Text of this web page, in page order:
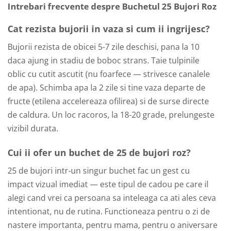
Intrebari frecvente despre Buchetul 25 Bujori Roz
Cat rezista bujorii in vaza si cum ii ingrijesc?
Bujorii rezista de obicei 5-7 zile deschisi, pana la 10
daca ajung in stadiu de boboc strans. Taie tulpinile
oblic cu cutit ascutit (nu foarfece — strivesce canalele
de apa). Schimba apa la 2 zile si tine vaza departe de
fructe (etilena accelereaza ofilirea) si de surse directe
de caldura. Un loc racoros, la 18-20 grade, prelungeste
vizibil durata.
Cui ii ofer un buchet de 25 de bujori roz?
25 de bujori intr-un singur buchet fac un gest cu
impact vizual imediat — este tipul de cadou pe care il
alegi cand vrei ca persoana sa inteleaga ca ati ales ceva
intentionat, nu de rutina. Functioneaza pentru o zi de
nastere importanta, pentru mama, pentru o aniversare